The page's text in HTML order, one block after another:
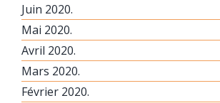
Juin 2020.
Mai 2020.
Avril 2020.
Mars 2020.
Février 2020.